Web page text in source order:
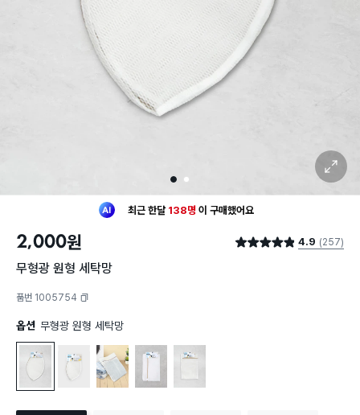
1 2
확대 보기
최근 한달 138명 이 구매했어요
구매했어요
2,000원 별점 4.9점 4.9 (257)
무형광 원형 세탁망
품번 1005754
옵션 무형광 원형 세탁망
무형광 원형 세탁망